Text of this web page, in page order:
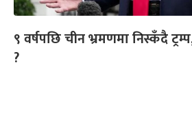
९ वर्षपछि चीन भ्रमणमा निस्कँदै
?